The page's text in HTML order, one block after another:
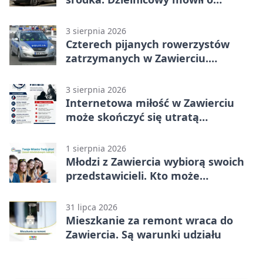
3 sierpnia 2026
Czterech pijanych rowerzystów
zatrzymanych w Zawierciu.
3 sierpnia 2026
Internetowa miłość w Zawierciu
może skończyć się utratą
1 sierpnia 2026
Młodzi z Zawiercia wybiorą swoich
przedstawicieli. Kto może
31 lipca 2026
Mieszkanie za remont wraca do
Zawiercia. Są warunki udziału